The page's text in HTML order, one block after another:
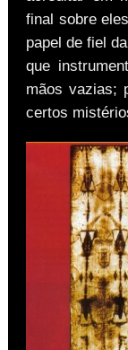
final sobre
papel de fiel
que
mãos vazias;
certos